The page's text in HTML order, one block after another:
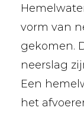
vorm van
gekomen.
neerslag
Een
het